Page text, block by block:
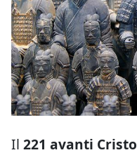
Il 221 avanti Cristo